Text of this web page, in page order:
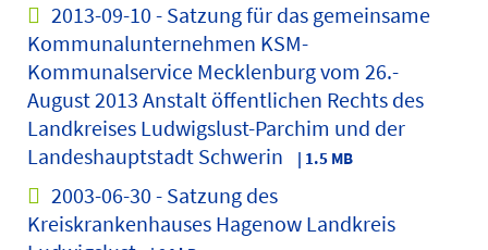
2013-09-10 - Satzung für das gemeinsame
Kommunalunternehmen KSM-
Kommunalservice Mecklenburg vom 26.-
August 2013 Anstalt öffentlichen Rechts des
Landkreises Ludwigslust-Parchim und der
Landeshauptstadt Schwerin
| 1.5 MB
2003-06-30 - Satzung des
Kreiskrankenhauses Hagenow Landkreis